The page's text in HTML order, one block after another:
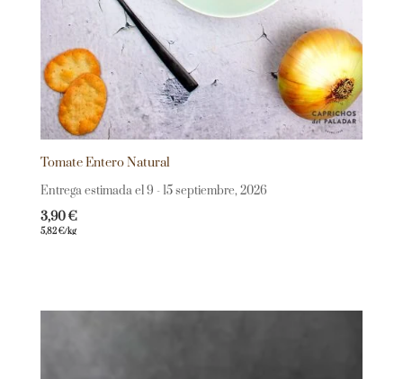
Tomate Entero Natural
Entrega estimada el 9 - 15 septiembre, 2026
3,90€
5,82€/kg